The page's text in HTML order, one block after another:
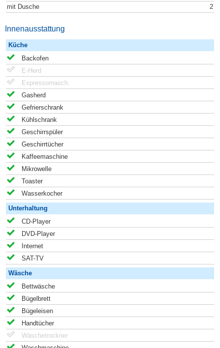
mit Dusche
2
Innenausstattung
Küche
Backofen
E-Herd
Espressomasch.
Gasherd
Gefrierschrank
Kühlschrank
Geschirrspüler
Geschirrtücher
Kaffeemaschine
Mikrowelle
Toaster
Wasserkocher
Unterhaltung
CD-Player
DVD-Player
Internet
SAT-TV
Wäsche
Bettwäsche
Bügelbrett
Bügeleisen
Handtücher
Wäschetrockner